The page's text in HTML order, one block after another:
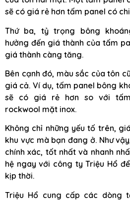
sẽ có giá rẻ hơn tấm panel có
Thứ ba, tỷ trọng bông
hưởng đến giá thành của tấm
giá thành càng tăng.
Bên cạnh đó, màu sắc của tôn
giá cả. Ví dụ, tấm panel bông
sẽ có giá rẻ hơn so với
rockwool mặt inox.
Không chỉ những yếu tố trên,
khu vực mà bạn đang ở. Như
chính xác, tốt nhất và nhanh
hệ ngay với công ty Triệu Hổ
kịp thời.
Triệu Hổ cung cấp các dòng